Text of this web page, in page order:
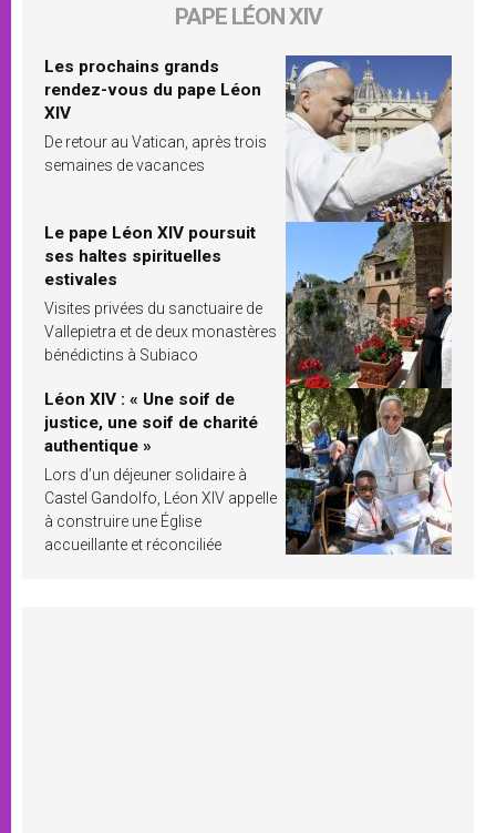
PAPE LÉON XIV
Les prochains grands
rendez-vous du pape Léon
XIV
De retour au Vatican, après trois
semaines de vacances
Le pape Léon XIV poursuit
ses haltes spirituelles
estivales
Visites privées du sanctuaire de
Vallepietra et de deux monastères
bénédictins à Subiaco
Léon XIV : « Une soif de
justice, une soif de charité
authentique »
Lors d’un déjeuner solidaire à
Castel Gandolfo, Léon XIV appelle
à construire une Église
accueillante et réconciliée